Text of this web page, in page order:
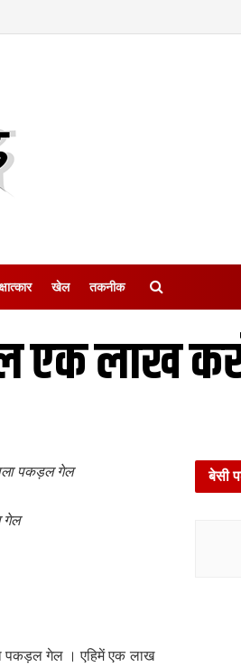
खेल तकनीक
एक लाख
पकड़ल गेल
गेल
पकड़ल गेल । एहिमें एक लाख
बेसी